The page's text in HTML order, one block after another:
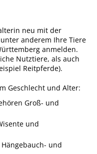
Feuerwehr
neu mit der
anderem Ihre Tiere
anmelden.
Nutztiere, als auch
Reitpferde).
Geschlecht und Alter:
Groß- und
und
und